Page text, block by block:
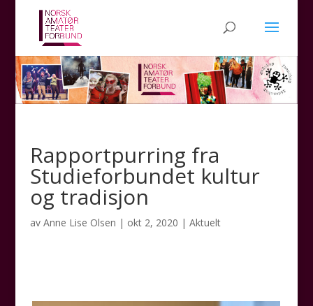
Rapportpurring fra
Studieforbundet kultur
og tradisjon
av Anne Lise Olsen | okt 2, 2020 | Aktuelt